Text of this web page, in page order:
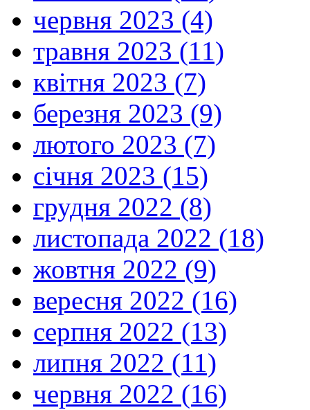
червня 2023 (4)
травня 2023 (11)
квітня 2023 (7)
березня 2023 (9)
лютого 2023 (7)
січня 2023 (15)
грудня 2022 (8)
листопада 2022 (18)
жовтня 2022 (9)
вересня 2022 (16)
серпня 2022 (13)
липня 2022 (11)
червня 2022 (16)